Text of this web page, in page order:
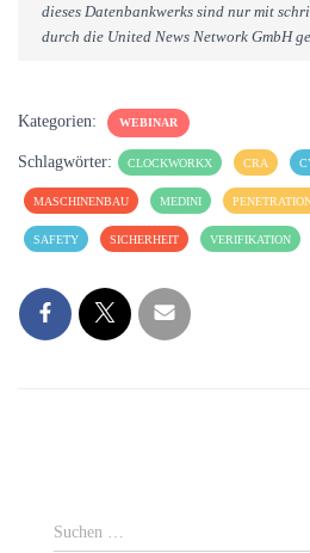
dieses Datenbankwerks sind nur mit
durch die United News Network GmbH
Kategorien: WEBINAR
Schlagwörter: CLOCKWORKX CRA
MASCHINENBAU MEDINI
SAFETY SICHERHEIT VERIFIKATION
S
u
Suchen …